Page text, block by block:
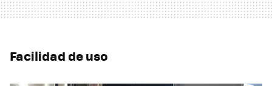
Facilidad de uso